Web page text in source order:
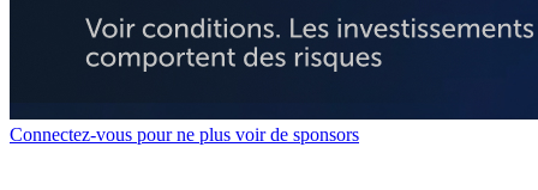
Connectez-vous pour ne plus voir de sponsors